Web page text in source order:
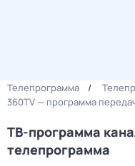
Телепрограмма
360TV — программа
ТВ-программа
телепрограмма